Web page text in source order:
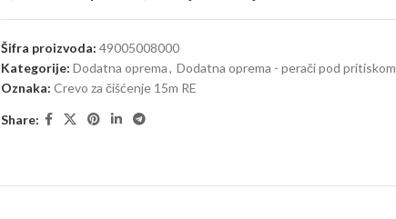
Šifra proizvoda: 49005008000
Kategorije: Dodatna oprema, Dodatna oprema - perači pod pritiskom
Oznaka: Crevo za čišćenje 15m RE
Share: